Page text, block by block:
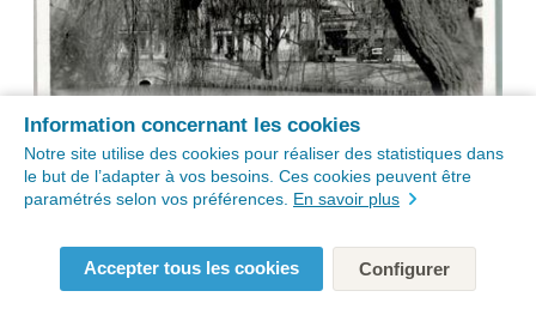
Information concernant les cookies
Notre site utilise des cookies pour réaliser des statistiques dans
le but de l’adapter à vos besoins. Ces cookies peuvent être
paramétrés selon vos préférences. En savoir plus
Accepter tous les cookies Configurer